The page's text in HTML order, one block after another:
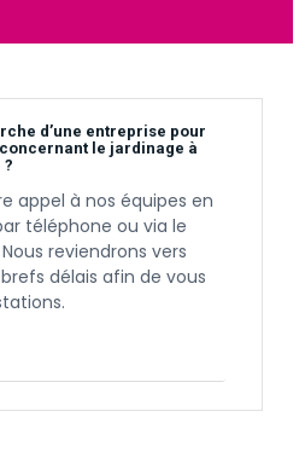
d’une entreprise pour
le jardinage à
appel à nos équipes en
téléphone ou via le
reviendrons vers
délais afin de vous